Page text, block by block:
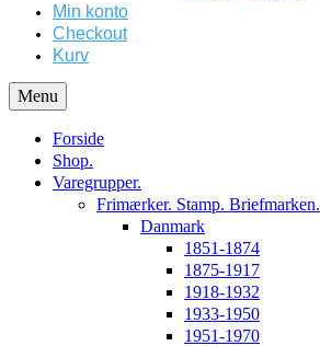
Min konto
Checkout
Kurv
Menu
Forside
Shop.
Varegrupper.
Frimærker. Stamp. Briefmarken.
Danmark
1851-1874
1875-1917
1918-1932
1933-1950
1951-1970